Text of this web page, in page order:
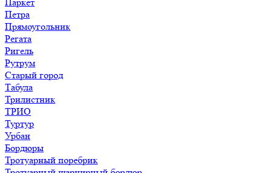
Петра
Прямоугольник
Регата
Ригель
Рутрум
Старый город
Табула
Трилистник
ТРИО
Туртур
Урбан
Бордюры
Тротуарный поребрик